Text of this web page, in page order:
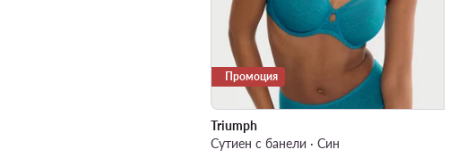
Промоция
Triumph
Сутиен с банели · Син